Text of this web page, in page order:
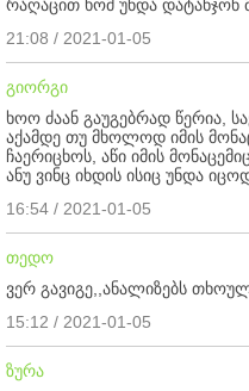
რაღაცით ხომ უნდა დატანჯონ
21:08 / 2021-01-05
გიორგი
ხოო ძაან გაუგებრად წერია,
აქამდე თუ მხოლოდ იმის
ჩაერიცხოს, აწი იმის
ანუ ვინც იხდის ისიც უნდა
16:54 / 2021-01-05
თედო
ვერ გავიგე,,ანალიზებს
15:12 / 2021-01-05
ზურა